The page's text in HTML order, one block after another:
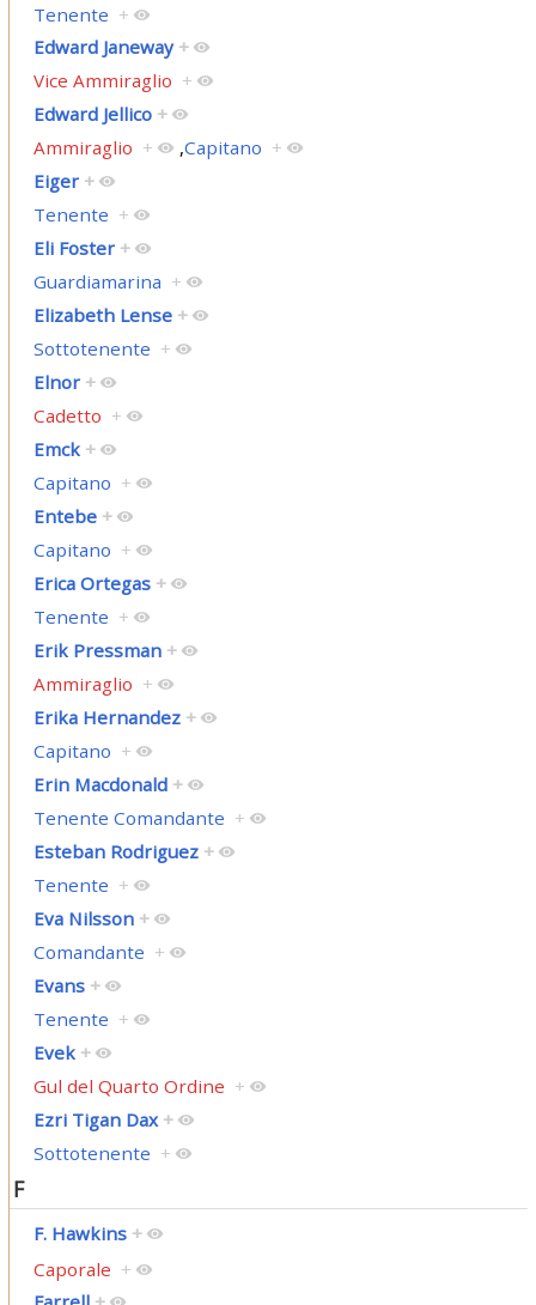
Tenente +
Edward Janeway +
Vice Ammiraglio +
Edward Jellico +
Ammiraglio + ,Capitano +
Eiger +
Tenente +
Eli Foster +
Guardiamarina +
Elizabeth Lense +
Sottotenente +
Elnor +
Cadetto +
Emck +
Capitano +
Entebe +
Capitano +
Erica Ortegas +
Tenente +
Erik Pressman +
Ammiraglio +
Erika Hernandez +
Capitano +
Erin Macdonald +
Tenente Comandante +
Esteban Rodriguez +
Tenente +
Eva Nilsson +
Comandante +
Evans +
Tenente +
Evek +
Gul del Quarto Ordine +
Ezri Tigan Dax +
Sottotenente +
F
F. Hawkins +
Caporale +